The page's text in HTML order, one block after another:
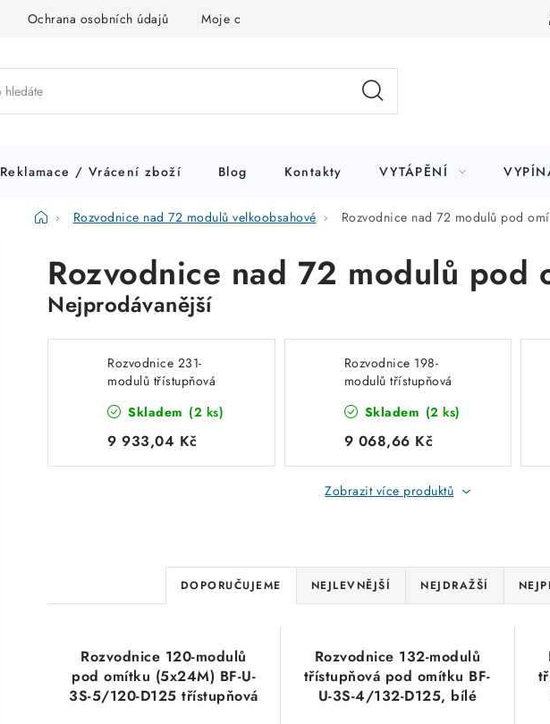
Ochrana osobních údajů Moje objednávka
Reklamace / Vrácení zboží Blog Kontakty VYTÁPĚNÍ
DomůRozvodnice nad 72 modulů velkoobsahové Rozvodnice nad 72 modulů pod
Rozvodnice nad 72 modulů pod
Nejprodávanější
Rozvodnice 231-
modulů třístupňová
7/231-D125, bílé
dveře, 7 řad x 33-
modulů Eaton EP-
502545
Skladem (2 ks)
9 933,04 Kč
Rozvodnice 198-
modulů třístupňová
6/198-D125, bílé
dveře, 6 řad x 33-
modulů Eaton EP-
502544
Skladem (2 ks)
9 068,66 Kč
Zobrazit více produktů
Ř
a
z
e
DOPORUČUJEME NEJLEVNĚJŠÍ NEJDRAŽŠÍ
Rozvodnice 120-modulů
pod omítku (5x24M) BF-U-
3S-5/120-D125 třístupňová
Rozvodnice 132-modulů
třístupňová pod omítku BF-
U-3S-4/132-D125, bílé